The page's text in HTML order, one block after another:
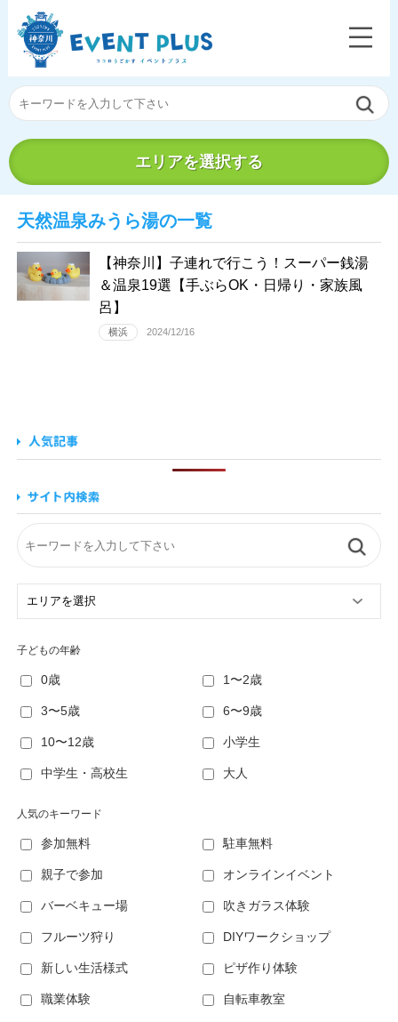
エリアを選択する
天然温泉みうら湯の一覧
【神奈川】子連れで行こう！スーパー銭湯
＆温泉19選【手ぶらOK・日帰り・家族風
呂】
横浜 2024/12/16
子どもの年齢
0歳 1〜2歳
3〜5歳 6〜9歳
10〜12歳 小学生
中学生・高校生 大人
人気のキーワード
参加無料 駐車無料
親子で参加 オンラインイベント
バーベキュー場 吹きガラス体験
フルーツ狩り DIYワークショップ
新しい生活様式 ピザ作り体験
職業体験 自転車教室